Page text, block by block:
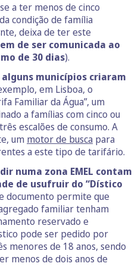
a ter menos de cinco
condição de família
deixa de ter este
de ser comunicada ao
de 30 dias).
municípios criaram
em Lisboa, o
Familiar da Água”, um
a famílias com cinco ou
escalões de consumo. A
um motor de busca para
a este tipo de tarifário.
numa zona EMEL contam
de usufruir do “Dístico
documento permite que
familiar tenham
reservado e
pode ser pedido por
menores de 18 anos, sendo
menos de dois anos de